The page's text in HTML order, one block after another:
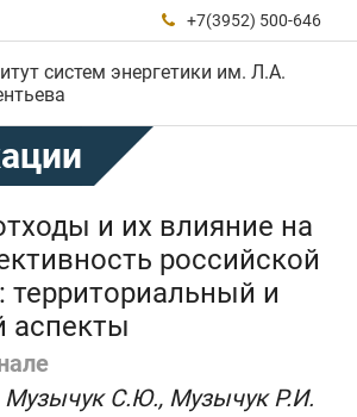
 +7(3952) 500-646
систем энергетики им. Л.А.
и их влияние на
российской
территориальный и
аспекты
Музычук С.Ю., Музычук Р.И.